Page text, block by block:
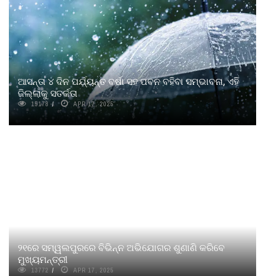
ଆସନ୍ତା ୪ ଦିନ ପର୍ଯ୍ୟନ୍ତ ବର୍ଷା ସହ ପବନ ବହିବା ସମ୍ଭାବନା, ଏହି
ଜିଲ୍ଲାକୁ ସତର୍କତା
15178 APR 17, 2025
୨୧ରେ ସମ୍ୱଲପୁରରେ ବିଭିନ୍ନ ଅଭିଯୋଗର ଶୁଣାଣି କରିବେ
ମୁଖ୍ୟମନ୍ତ୍ରୀ
13772 APR 17, 2025